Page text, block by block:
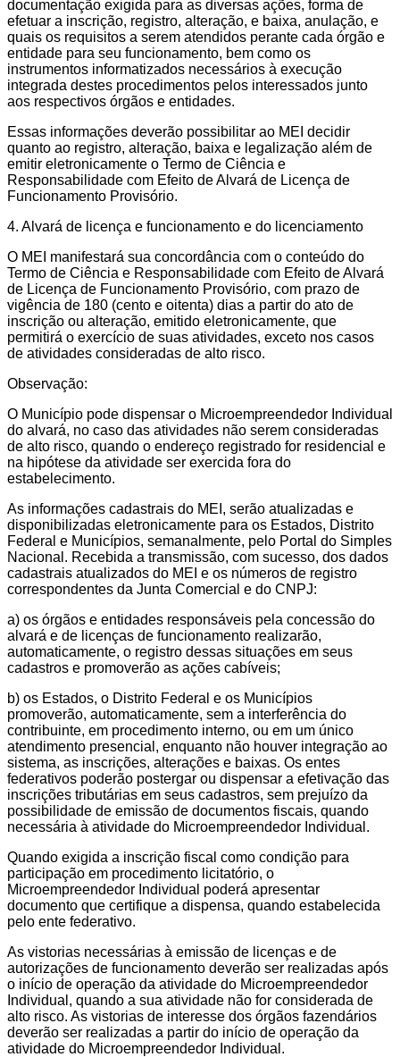
documentação exigida para as diversas ações, forma de
efetuar a inscrição, registro, alteração, e baixa, anulação, e
quais os requisitos a serem atendidos perante cada órgão e
entidade para seu funcionamento, bem como os
instrumentos informatizados necessários à execução
integrada destes procedimentos pelos interessados junto
aos respectivos órgãos e entidades.
Essas informações deverão possibilitar ao MEI decidir
quanto ao registro, alteração, baixa e legalização além de
emitir eletronicamente o Termo de Ciência e
Responsabilidade com Efeito de Alvará de Licença de
Funcionamento Provisório.
4. Alvará de licença e funcionamento e do licenciamento
O MEI manifestará sua concordância com o conteúdo do
Termo de Ciência e Responsabilidade com Efeito de Alvará
de Licença de Funcionamento Provisório, com prazo de
vigência de 180 (cento e oitenta) dias a partir do ato de
inscrição ou alteração, emitido eletronicamente, que
permitirá o exercício de suas atividades, exceto nos casos
de atividades consideradas de alto risco.
Observação:
O Município pode dispensar o Microempreendedor Individual
do alvará, no caso das atividades não serem consideradas
de alto risco, quando o endereço registrado for residencial e
na hipótese da atividade ser exercida fora do
estabelecimento.
As informações cadastrais do MEI, serão atualizadas e
disponibilizadas eletronicamente para os Estados, Distrito
Federal e Municípios, semanalmente, pelo Portal do Simples
Nacional. Recebida a transmissão, com sucesso, dos dados
cadastrais atualizados do MEI e os números de registro
correspondentes da Junta Comercial e do CNPJ:
a) os órgãos e entidades responsáveis pela concessão do
alvará e de licenças de funcionamento realizarão,
automaticamente, o registro dessas situações em seus
cadastros e promoverão as ações cabíveis;
b) os Estados, o Distrito Federal e os Municípios
promoverão, automaticamente, sem a interferência do
contribuinte, em procedimento interno, ou em um único
atendimento presencial, enquanto não houver integração ao
sistema, as inscrições, alterações e baixas. Os entes
federativos poderão postergar ou dispensar a efetivação das
inscrições tributárias em seus cadastros, sem prejuízo da
possibilidade de emissão de documentos fiscais, quando
necessária à atividade do Microempreendedor Individual.
Quando exigida a inscrição fiscal como condição para
participação em procedimento licitatório, o
Microempreendedor Individual poderá apresentar
documento que certifique a dispensa, quando estabelecida
pelo ente federativo.
As vistorias necessárias à emissão de licenças e de
autorizações de funcionamento deverão ser realizadas após
o início de operação da atividade do Microempreendedor
Individual, quando a sua atividade não for considerada de
alto risco. As vistorias de interesse dos órgãos fazendários
deverão ser realizadas a partir do início de operação da
atividade do Microempreendedor Individual.